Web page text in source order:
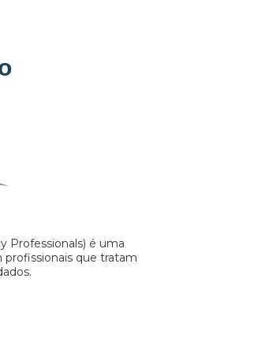
Professionals) é uma
profissionais que tratam